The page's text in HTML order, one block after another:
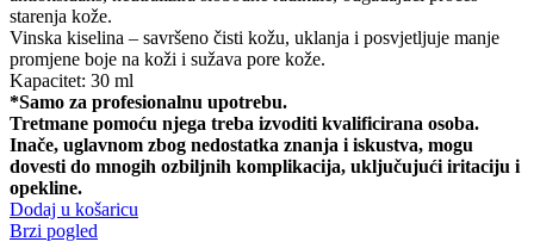
starenja kože.
Vinska kiselina – savršeno čisti kožu, uklanja i posvjetljuje manje
promjene boje na koži i sužava pore kože.
Kapacitet: 30 ml
*Samo za profesionalnu upotrebu.
Tretmane pomoću njega treba izvoditi kvalificirana osoba.
Inače, uglavnom zbog nedostatka znanja i iskustva, mogu
dovesti do mnogih ozbiljnih komplikacija, uključujući iritaciju i
opekline.
Dodaj u košaricu
Brzi pogled